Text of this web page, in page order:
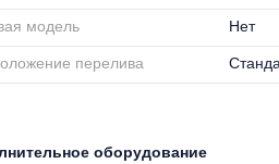
модель Нет
перелива
оборудование